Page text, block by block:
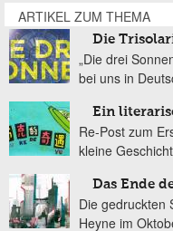
ARTIKEL ZUM THEMA
Die
„Die drei
bei uns in
Ein
Re-Post zum
kleine
Das Ende
Die gedruckten
Heyne im